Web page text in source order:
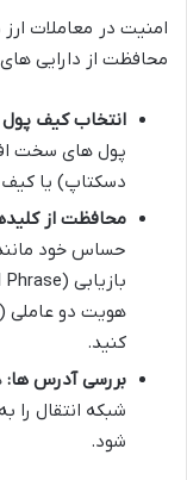
امنیت در معاملات ارز
محافظت از دارایی
انتخاب کیف
پول های سخت
دسکتاپ) یا کیف
محافظت از
حساس خود مانند
کنید.
بررسی آدرس ها:
شبکه انتقال را
شود.